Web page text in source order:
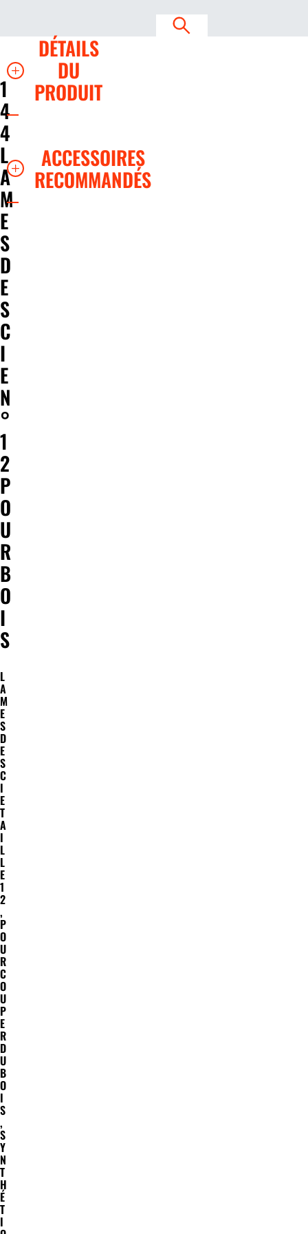
1
4
4
L
A
M
E
S
D
E
S
C
I
E
N
°
1
2
P
O
U
R
B
O
I
S
L
A
M
E
S
D
E
S
C
I
E
T
A
I
L
L
E
1
2
,
P
O
U
R
C
O
U
P
E
R
D
U
B
O
I
S
,
S
Y
N
T
H
É
T
I
DÉTAILS
DU
PRODUIT
ACCESSOIRES
RECOMMANDÉS